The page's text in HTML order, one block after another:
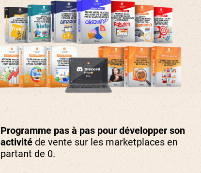
Programme pas à pas pour développer son
activitéde vente sur les marketplaces en
partant de 0.